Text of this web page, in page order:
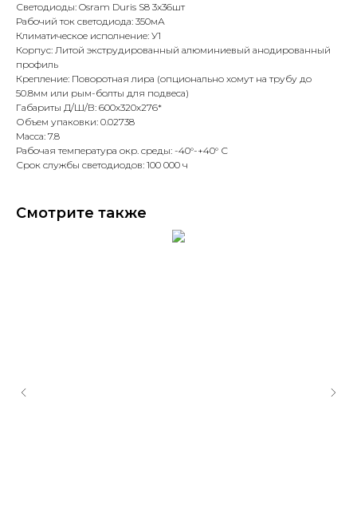
Светодиоды: Osram Duris S8 3x36шт
Рабочий ток светодиода: 350мА
Климатическое исполнение: У1
Корпус: Литой экструдированный алюминиевый анодированный
профиль
Крепление: Поворотная лира (опционально хомут на трубу до
50.8мм или рым-болты для подвеса)
Габариты Д/Ш/В: 600х320х276*
Объем упаковки: 0.02738
Масса: 7.8
Рабочая температура окр. среды: -40°-+40° С
Срок службы светодиодов: 100 000 ч
Смотрите также